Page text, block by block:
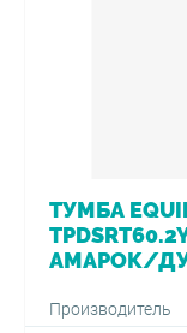
ТУМБА
АМАРОК/
Производитель